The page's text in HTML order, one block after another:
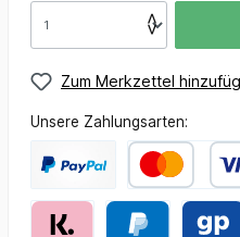
Zum Merkzettel
Unsere Zahlungsarten: